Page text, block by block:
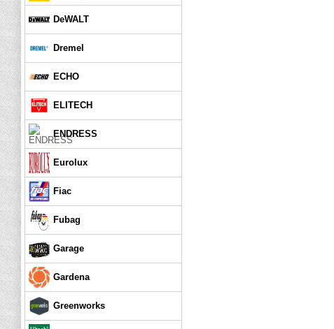
DeWALT
Dremel
ECHO
ELITECH
ENDRESS
Eurolux
Fiac
Fubag
Garage
Gardena
Greenworks